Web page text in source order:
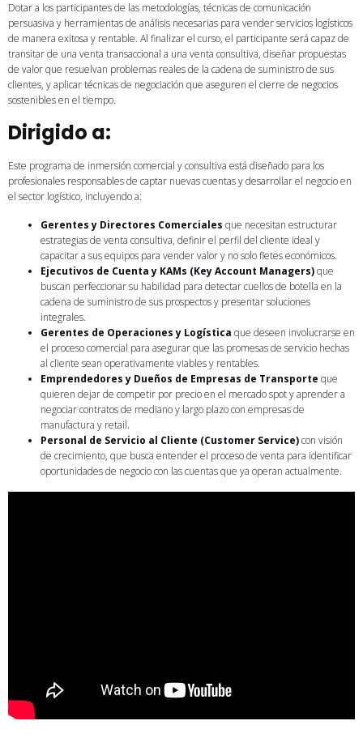
Dotar a los participantes de las metodologías, técnicas de comunicación
persuasiva y herramientas de análisis necesarias para vender servicios logísticos
de manera exitosa y rentable. Al finalizar el curso, el participante será capaz de
transitar de una venta transaccional a una venta consultiva, diseñar propuestas
de valor que resuelvan problemas reales de la cadena de suministro de sus
clientes, y aplicar técnicas de negociación que aseguren el cierre de negocios
sostenibles en el tiempo.
Dirigido a:
Este programa de inmersión comercial y consultiva está diseñado para los
profesionales responsables de captar nuevas cuentas y desarrollar el negocio en
el sector logístico, incluyendo a:
Gerentes y Directores Comerciales que necesitan estructurar
estrategias de venta consultiva, definir el perfil del cliente ideal y
capacitar a sus equipos para vender valor y no solo fletes económicos.
Ejecutivos de Cuenta y KAMs (Key Account Managers)que
buscan perfeccionar su habilidad para detectar cuellos de botella en la
cadena de suministro de sus prospectos y presentar soluciones
integrales.
Gerentes de Operaciones y Logística que deseen involucrarse en
el proceso comercial para asegurar que las promesas de servicio hechas
al cliente sean operativamente viables y rentables.
Emprendedores y Dueños de Empresas de Transporte que
quieren dejar de competir por precio en el mercado spot y aprender a
negociar contratos de mediano y largo plazo con empresas de
manufactura y retail.
Personal de Servicio al Cliente (Customer Service)con visión
de crecimiento, que busca entender el proceso de venta para identificar
oportunidades de negocio con las cuentas que ya operan actualmente.